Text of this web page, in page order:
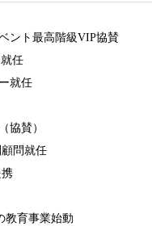
ント最高階級VIP協賛
任
就任
協賛）
問就任
教育事業始動